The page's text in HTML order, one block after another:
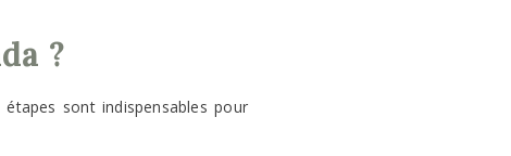
?
sont indispensables pour